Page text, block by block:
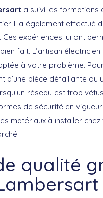
a suivi les formations
Il a également effectué
expériences lui ont
fait. L’artisan
à votre problème.
pièce défaillante ou
réseau est trop
de sécurité en
matériaux à installer chez
qualité